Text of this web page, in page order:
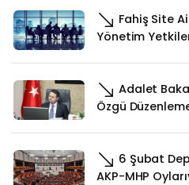
Fahiş Site
Yönetim
Adalet
Özgü
6 Şubat
AKP-MHP